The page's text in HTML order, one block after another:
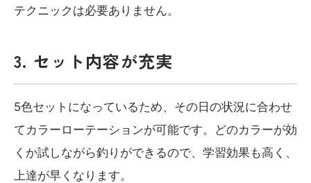
テクニックは必要ありません。
3. セット内容が充実
5色セットになっているため、その日の状況に合わせ
てカラーローテーションが可能です。どのカラーが効
くか試しながら釣りができるので、学習効果も高く、
上達が早くなります。